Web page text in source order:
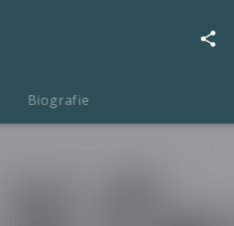
Biografie